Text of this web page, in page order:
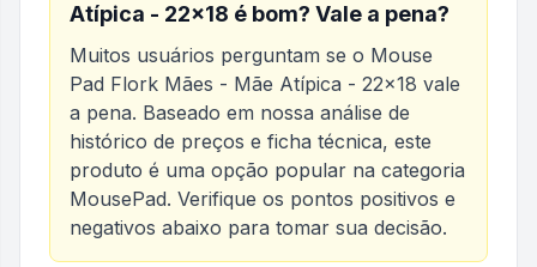
Atípica - 22x18 é bom? Vale a pena?
Muitos usuários perguntam se o Mouse
Pad Flork Mães - Mãe Atípica - 22x18 vale
a pena. Baseado em nossa análise de
histórico de preços e ficha técnica, este
produto é uma opção popular na categoria
MousePad. Verifique os pontos positivos e
negativos abaixo para tomar sua decisão.